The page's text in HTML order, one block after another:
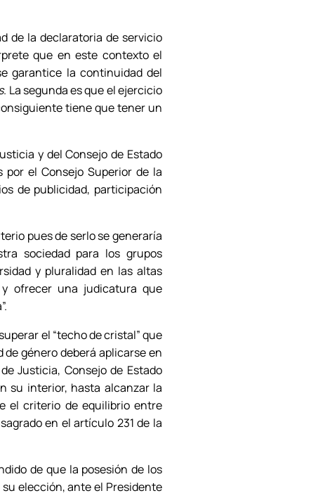
de la declaratoria de servicio
que en este contexto el
garantice la continuidad del
. La segunda es que el ejercicio
tiene que tener un
y del Consejo de Estado
el Consejo Superior de la
de publicidad, participación
pues de serlo se generaría
sociedad para los grupos
y pluralidad en las altas
ofrecer una judicatura que
el “techo de cristal” que
género deberá aplicarse en
Justicia, Consejo de Estado
su interior, hasta alcanzar la
el criterio de equilibrio entre
en el artículo 231 de la
de que la posesión de los
elección, ante el Presidente